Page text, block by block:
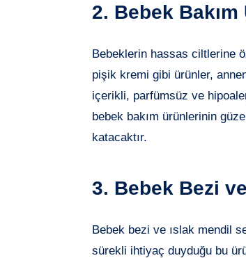
2. Bebek
Bebeklerin hassas ciltlerine
pişik kremi gibi ürünler,
içerikli, parfümsüz ve
bebek bakım ürünlerinin
katacaktır.
3. Bebek Bezi
Bebek bezi ve ıslak mendil
sürekli ihtiyaç duyduğu bu